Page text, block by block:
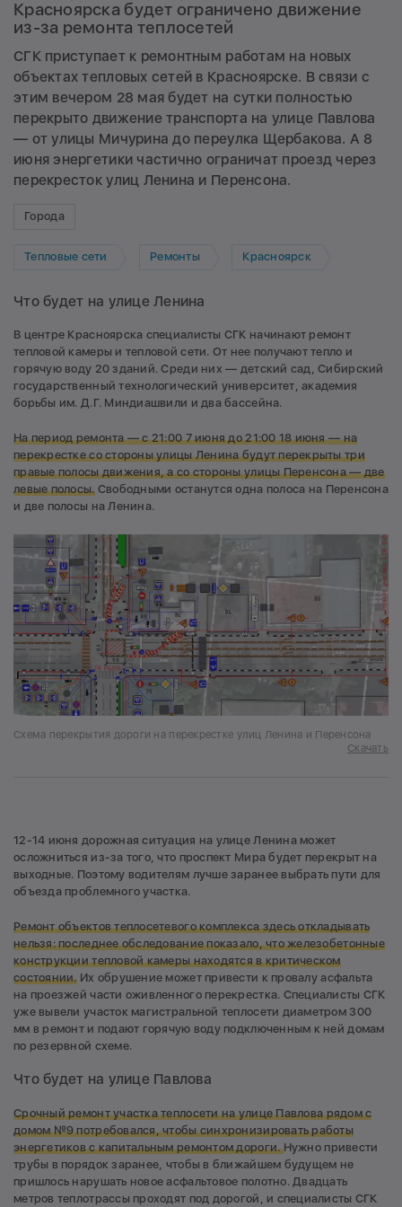
Красноярска будет ограничено движение
из-за ремонта теплосетей
СГК приступает к ремонтным работам на новых
объектах тепловых сетей в Красноярске. В связи с
этим вечером 28 мая будет на сутки полностью
перекрыто движение транспорта на улице Павлова
— от улицы Мичурина до переулка Щербакова. А 8
июня энергетики частично ограничат проезд через
перекресток улиц Ленина и Перенсона.
Города
Тепловые сети Ремонты Красноярск
Что будет на улице Ленина
В центре Красноярска специалисты СГК начинают ремонт
тепловой камеры и тепловой сети. От нее получают тепло и
горячую воду 20 зданий. Среди них — детский сад, Сибирский
государственный технологический университет, академия
борьбы им. Д.Г. Миндиашвили и два бассейна.
На период ремонта — с 21:00 7 июня до 21:00 18 июня — на
перекрестке со стороны улицы Ленина будут перекрыты три
правые полосы движения, а со стороны улицы Перенсона — две
левые полосы.Свободными останутся одна полоса на Перенсона
и две полосы на Ленина.
Схема перекрытия дороги на перекрестке улиц Ленина и Перенсона
Скачать
12-14 июня дорожная ситуация на улице Ленина может
осложниться из-за того, что проспект Мира будет перекрыт на
выходные. Поэтому водителям лучше заранее выбрать пути для
объезда проблемного участка.
Ремонт объектов теплосетевого комплекса здесь откладывать
нельзя: последнее обследование показало, что железобетонные
конструкции тепловой камеры находятся в критическом
состоянии.Их обрушение может привести к провалу асфальта
на проезжей части оживленного перекрестка. Специалисты СГК
уже вывели участок магистральной теплосети диаметром 300
мм в ремонт и подают горячую воду подключенным к ней домам
по резервной схеме.
Что будет на улице Павлова
Срочный ремонт участка теплосетина улице Павлова рядом с
домом №9 потребовался, чтобы синхронизировать работы
энергетиков с капитальным ремонтом дороги.Нужно привести
трубы в порядок заранее, чтобы в ближайшем будущем не
пришлось нарушать новое асфальтовое полотно. Двадцать
метров теплотрассы проходят под дорогой, и специалисты СГК